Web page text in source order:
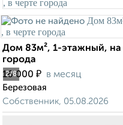
2/8
Дом 83м², 1-этажный, на
города
16 000 ₽ в месяц
Березовая
Собственник, 05.08.2026